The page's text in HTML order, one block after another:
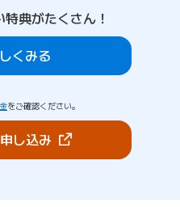
典がたくさん！
くみる
をご確認ください。
し込み（新しいタブで開き